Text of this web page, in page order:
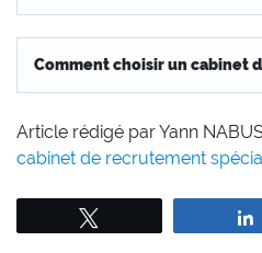
Comment choisir un cabinet
Article rédigé par Yann
cabinet de recrutement